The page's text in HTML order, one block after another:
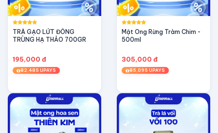
TRÀ GẠO LỨT ĐÔNG
TRÙNG HẠ THẢO 700GR
195,000 đ
82,485 UPAYS
Mật Ong Rừng Tràm Chim -
500ml
305,000 đ
85,095 UPAYS